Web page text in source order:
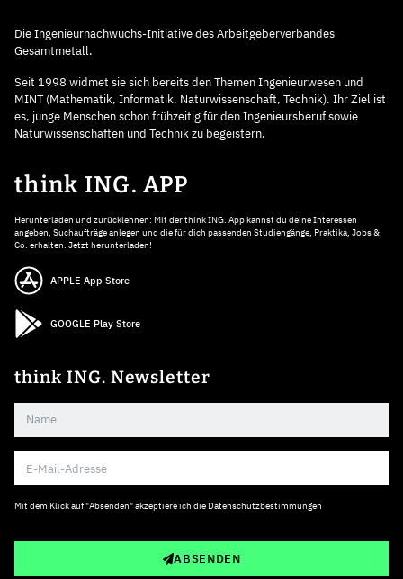
Die Ingenieurnachwuchs-Initiative des Arbeitgeberverbandes
Gesamtmetall.
Seit 1998 widmet sie sich bereits den Themen Ingenieurwesen und
MINT (Mathematik, Informatik, Naturwissenschaft, Technik). Ihr Ziel ist
es, junge Menschen schon frühzeitig für den Ingenieursberuf sowie
Naturwissenschaften und Technik zu begeistern.
think ING. APP
Herunterladen und zurücklehnen: Mit der think ING. App kannst du deine Interessen
angeben, Suchaufträge anlegen und die für dich passenden Studiengänge, Praktika, Jobs &
Co. erhalten. Jetzt herunterladen!
APPLE App Store
GOOGLE Play Store
think ING. Newsletter
Mit dem Klick auf "Absenden" akzeptiere ich die Datenschutzbestimmungen
ABSENDEN